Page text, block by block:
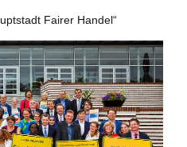
Fairer Handel“